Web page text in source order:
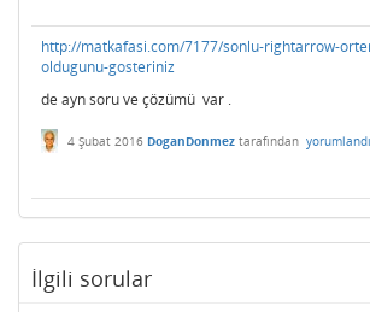
http://matkafasi.com/7177/sonlu-rightarrow-
oldugunu-gosteriniz
de ayn soru ve çözümü var .
4 Şubat 2016 DoganDonmez tarafından yorumlandı
İlgili sorular